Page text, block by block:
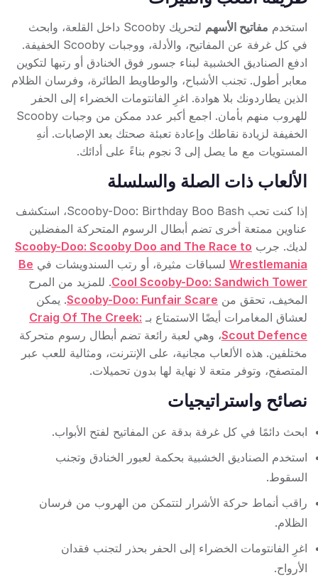
استخدم مفاتيح الأسهم
لتحريك Scooby داخل القلعة، وابحث
في كل غرفة عن المفاتيح، والأدلة، ووجبات Scooby الخفيفة.
ادفع الصناديق الخشبية لبناء جسور فوق الخنادق أو رتبها لتكوين
معابر أطول. تجنب الأشباح، والوطاويط الطائرة، وفرسان الظلام
الذين يطاردونك بلا هوادة. اغرِ الفانتومات الخضراء إلى الحفر
للهروب منهم بأمان. اجمع أكبر عدد ممكن من وجبات Scooby
الخفيفة لزيادة نقاطك وإعادة تعبئة صحتك بعد الإصابات. أنهِ
المستويات مع ما يصل إلى 3 نجوم بناءً على أدائك.
الألعاب ذات الصلة والسلسلة
إذا كنت تحب Scooby-Doo: Birthday Boo Bash، استكشف
عناوين ممتعة أخرى تضم أبطال الرسوم المتحركة المفضلين
لديك. جرب Scooby-Doo: Scooby Doo and The Race to
Wrestlemania لسباقات مثيرة، أو رتب السندويشات في Be
Cool Scooby-Doo: Sandwich Tower. للمزيد من المرح
المخيف، تحقق من Scooby-Doo: Funfair Scare. يمكن
لعشاق المغامرات أيضًا الاستمتاع بـ Craig Of The Creek:
Scout Defence، وهي لعبة رائعة تضم أبطال رسوم متحركة
مختلفين. هذه الألعاب مجانية، على الإنترنت، ومثالية للعب عبر
المتصفح، وتوفر متعة لا نهاية لها بدون تحميلات.
نصائح واستراتيجيات
ابحث دائمًا في كل غرفة بدقة عن المفاتيح لفتح الأبواب.
استخدم الصناديق الخشبية بحكمة لعبور الخنادق وتجنب
السقوط.
راقب أنماط حركة الأشرار لتتمكن من الهروب من فرسان
الظلام.
اغرِ الفانتومات الخضراء إلى الحفر بحذر لتجنب فقدان
الأرواح.